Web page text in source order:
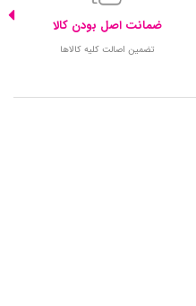
ضمانت اصل بودن کالا
تضمین اصالت کلیه کالاها